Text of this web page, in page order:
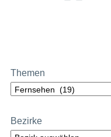
Themen
Bezirke